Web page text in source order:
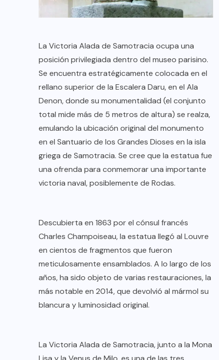
La Victoria Alada de Samotracia ocupa una
posición privilegiada dentro del museo parisino.
Se encuentra estratégicamente colocada en el
rellano superior de la Escalera Daru, en el Ala
Denon, donde su monumentalidad (el conjunto
total mide más de 5 metros de altura) se realza,
emulando la ubicación original del monumento
en el Santuario de los Grandes Dioses en la isla
griega de Samotracia. Se cree que la estatua fue
una ofrenda para conmemorar una importante
victoria naval, posiblemente de Rodas.
Descubierta en 1863 por el cónsul francés
Charles Champoiseau, la estatua llegó al Louvre
en cientos de fragmentos que fueron
meticulosamente ensamblados. A lo largo de los
años, ha sido objeto de varias restauraciones, la
más notable en 2014, que devolvió al mármol su
blancura y luminosidad original.
La Victoria Alada de Samotracia, junto a la Mona